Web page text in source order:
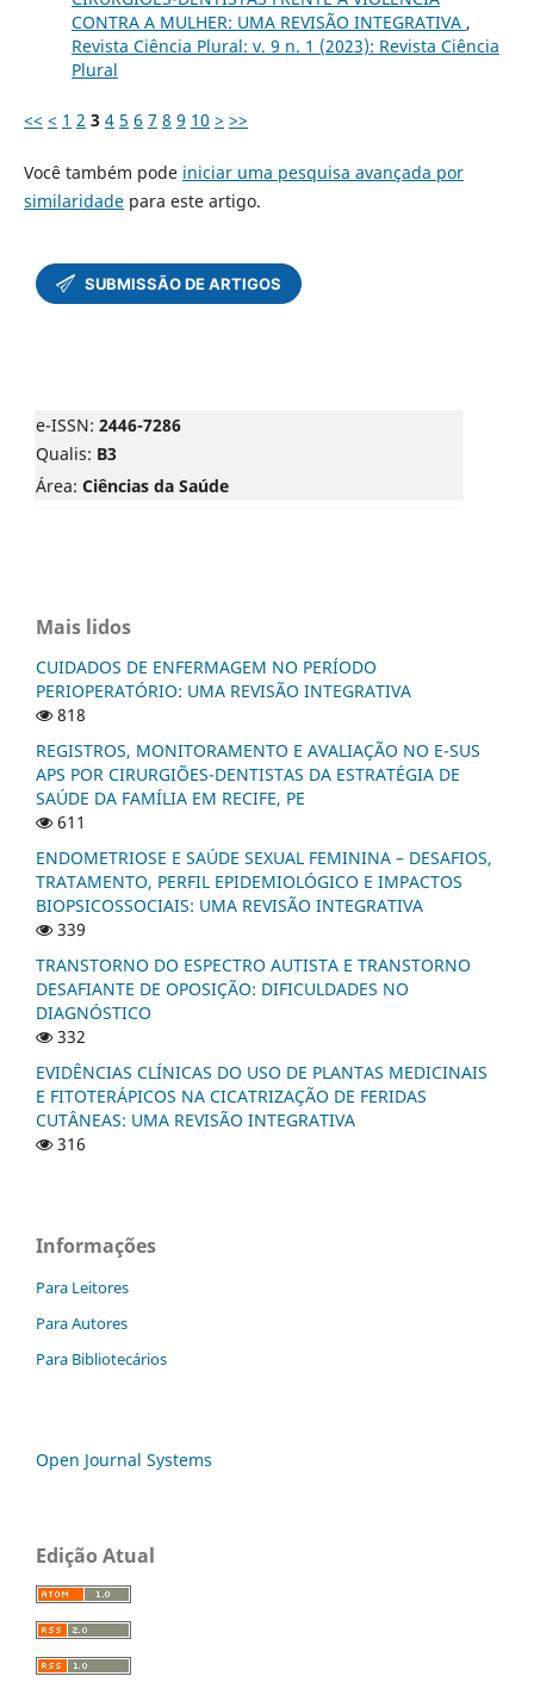
CONTRA A MULHER: UMA REVISÃO INTEGRATIVA ,
Revista Ciência Plural: v. 9 n. 1 (2023): Revista Ciência
Plural
<< < 1 2 3 4 5 6 7 8 9 10 > >>
Você também pode iniciar uma pesquisa avançada por
similaridadepara este artigo.
e-ISSN: 2446-7286
Qualis: B3
Área: Ciências da Saúde
Mais lidos
CUIDADOS DE ENFERMAGEM NO PERÍODO
PERIOPERATÓRIO: UMA REVISÃO INTEGRATIVA
818
REGISTROS, MONITORAMENTO E AVALIAÇÃO NO E-SUS
APS POR CIRURGIÕES-DENTISTAS DA ESTRATÉGIA DE
SAÚDE DA FAMÍLIA EM RECIFE, PE
611
ENDOMETRIOSE E SAÚDE SEXUAL FEMININA – DESAFIOS,
TRATAMENTO, PERFIL EPIDEMIOLÓGICO E IMPACTOS
BIOPSICOSSOCIAIS: UMA REVISÃO INTEGRATIVA
339
TRANSTORNO DO ESPECTRO AUTISTA E TRANSTORNO
DESAFIANTE DE OPOSIÇÃO: DIFICULDADES NO
DIAGNÓSTICO
332
EVIDÊNCIAS CLÍNICAS DO USO DE PLANTAS MEDICINAIS
E FITOTERÁPICOS NA CICATRIZAÇÃO DE FERIDAS
CUTÂNEAS: UMA REVISÃO INTEGRATIVA
316
Informações
Para Leitores
Para Autores
Para Bibliotecários
Open Journal Systems
Edição Atual